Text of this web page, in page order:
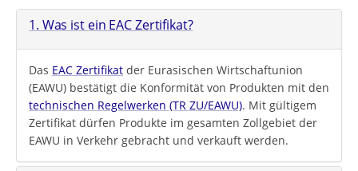
1. Was ist ein EAC Zertifikat?
Das EAC Zertifikat der Eurasischen Wirtschaftunion
(EAWU) bestätigt die Konformität von Produkten mit den
technischen Regelwerken (TR ZU/EAWU). Mit gültigem
Zertifikat dürfen Produkte im gesamten Zollgebiet der
EAWU in Verkehr gebracht und verkauft werden.